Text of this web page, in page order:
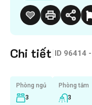
Chi tiết ID 96414
Phòng ngủ
3
Phòng tắm
3